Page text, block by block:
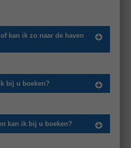
kan ik zo naar de haven
bij u boeken?
kan ik bij u boeken?